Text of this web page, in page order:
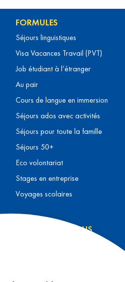
FORMULES
Séjours linguistiques
Visa Vacances Travail (PVT)
Job étudiant à l’étranger
Au pair
Cours de langue en immersion
Séjours ados avec activités
Séjours pour toute la famille
Séjours 50+
Eco volontariat
Stages en entreprise
Voyages scolaires
CONTACTEZ-NOUS